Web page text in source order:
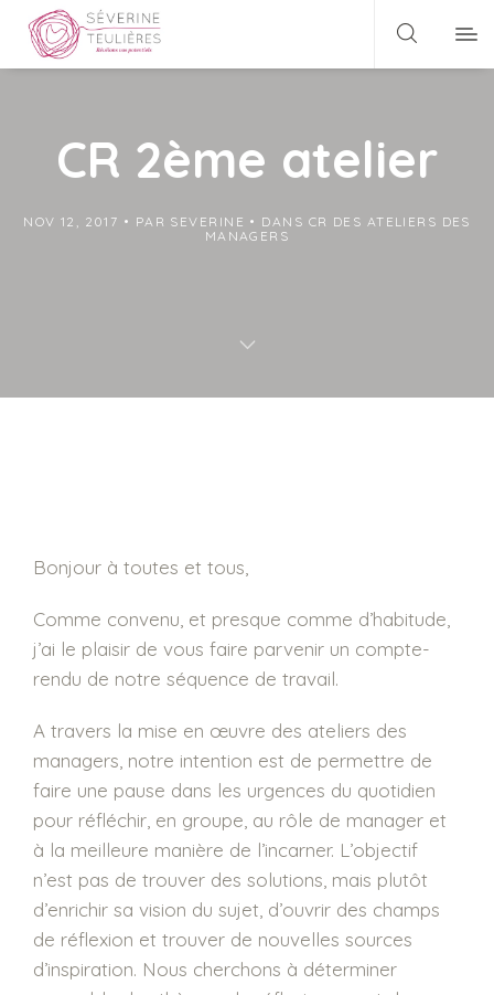
CR 2ème atelier
NOV 12, 2017 PAR SEVERINE DANS CR DES ATELIERS DES
MANAGERS
Bonjour à toutes et tous,
Comme convenu, et presque comme d’habitude,
j’ai le plaisir de vous faire parvenir un compte-
rendu de notre séquence de travail.
A travers la mise en œuvre des ateliers des
managers, notre intention est de permettre de
faire une pause dans les urgences du quotidien
pour réfléchir, en groupe, au rôle de manager et
à la meilleure manière de l’incarner. L’objectif
n’est pas de trouver des solutions, mais plutôt
d’enrichir sa vision du sujet, d’ouvrir des champs
de réflexion et trouver de nouvelles sources
d’inspiration. Nous cherchons à déterminer